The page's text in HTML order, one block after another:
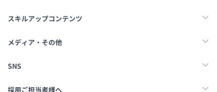
転職・キャリア
スキルアップコンテンツ
学習
メディア・その他
Tech Team Journal
SNS
X
採用ご担当者様へ